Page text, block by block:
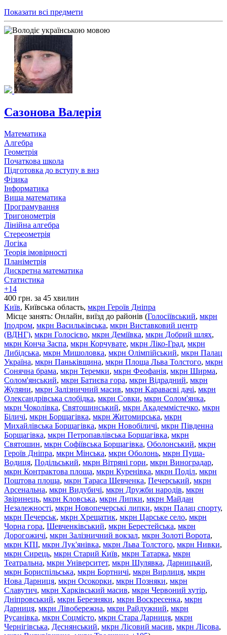
Показати всі предмети
Сазонова Валерія
Математика
Алгебра
Геометрія
Початкова школа
Підготовка до вступу в внз
Фізика
Інформатика
Вища математика
Програмування
Тригонометрія
Лінійна алгебра
Стереометрія
Логіка
Теорія імовірності
Планіметрія
Дискретна математика
Статистика
+14
400 грн. за 45 хвилин
Київ, Київська область, мкрн Героїв Дніпра
Місце занять: Онлайн, виїзд до районів (Голосіївський, мкрн
Іподром, мкрн Васильківська, мкрн Виставковий центр
(ВДНГ), мкрн Голосієво, мкрн Деміївка, мкрн Добрий шлях,
мкрн Конча Заспа, мкрн Корчувате, мкрн Ліко-Град, мкрн
Либідська, мкрн Мишоловка, мкрн Олімпійський, мкрн Палац
Україна, мкрн Паньківщина, мкрн Площа Льва Толстого, мкрн
Сонячна брама, мкрн Теремки, мкрн Феофанія, мкрн Ширма,
Солом'янський, мкрн Батиєва гора, мкрн Відрадний, мкрн
Жуляни, мкрн Залізничний масив, мкрн Караваєві дачі, мкрн
Олександрівська слобідка, мкрн Совки, мкрн Солом'янка,
мкрн Чоколівка, Святошинський, мкрн Академмістечко, мкрн
Біличі, мкрн Борщагівка, мкрн Житомирська, мкрн
Михайлівська Борщагівка, мкрн Новобіличі, мкрн Південна
Борщагівка, мкрн Петропавлівська Борщагівка, мкрн
Святошин, мкрн Софіївська Борщагівка, Оболонський, мкрн
Героїв Дніпра, мкрн Мінська, мкрн Оболонь, мкрн Пуща-
Водиця, Подільський, мкрн Вітряні гори, мкрн Виноградар,
мкрн Контрактова площа, мкрн Куренівка, мкрн Поділ, мкрн
Поштова площа, мкрн Тараса Шевченка, Печерський, мкрн
Арсенальна, мкрн Видубичі, мкрн Дружби народів, мкрн
Звіринець, мкрн Кловська, мкрн Липки, мкрн Майдан
Незалежності, мкрн Новопечерські липки, мкрн Палац спорту,
мкрн Печерськ, мкрн Хрещатик, мкрн Царське село, мкрн
Чорна гора, Шевченківський, мкрн Берестейська, мкрн
Дорогожичі, мкрн Залізничний вокзал, мкрн Золоті Ворота,
мкрн КПІ, мкрн Лук'янівка, мкрн Льва Толстого, мкрн Нивки,
мкрн Сирець, мкрн Старий Київ, мкрн Татарка, мкрн
Театральна, мкрн Університет, мкрн Шулявка, Дарницький,
мкрн Бориспільська, мкрн Бортничі, мкрн Вирлиця, мкрн
Нова Дарниця, мкрн Осокорки, мкрн Позняки, мкрн
Славутич, мкрн Харківський масив, мкрн Червоний хутір,
Дніпровський, мкрн Березняки, мкрн Воскресенка, мкрн
Дарниця, мкрн Лівобережна, мкрн Райдужний, мкрн
Русанівка, мкрн Соцмісто, мкрн Стара Дарниця, мкрн
Чернігівська, Деснянський, мкрн Лісовий масив, мкрн Лісова,